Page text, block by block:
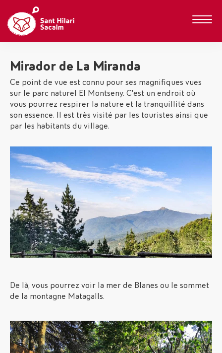
Mirador de La Miranda
Ce point de vue est connu pour ses magnifiques vues
sur le parc naturel El Montseny. C'est un endroit où
vous pourrez respirer la nature et la tranquillité dans
son essence. Il est très visité par les touristes ainsi que
par les habitants du village.
De là, vous pourrez voir la mer de Blanes ou le sommet
de la montagne Matagalls.